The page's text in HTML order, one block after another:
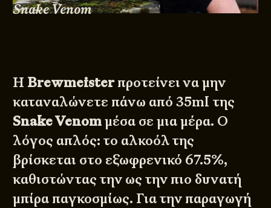
Snake Venom
Η Brewmeister προτείνει να μην
καταναλώνετε πάνω από 35ml της
Snake Venomμέσα σε μια μέρα. Ο
λόγος απλός: το αλκοόλ της
βρίσκεται στο εξωφρενικό 67.5%,
καθιστώντας την ως την πιο δυνατή
μπίρα παγκοσμίως. Για την παραγωγή